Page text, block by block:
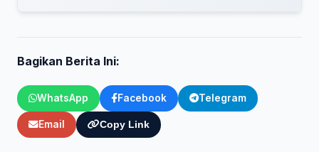
Bagikan Berita Ini:
WhatsApp Facebook Telegram
Email Copy Link